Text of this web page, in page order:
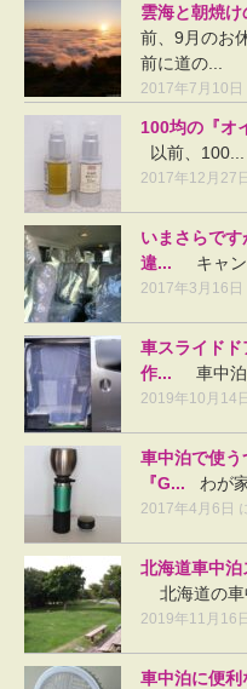
雲海と朝焼
前、9月のお
前に道の...
2017年7月10日
100均の『オ
以前、100...
2017年12月27
いまさらで
違...
キャン
2017年3月16日
車スライド
作...
車中泊
2019年10月14
車中泊で使
『G...
わが
2017年4月6日
北海道車中
北海道の車
2019年11月16
車中泊に便利